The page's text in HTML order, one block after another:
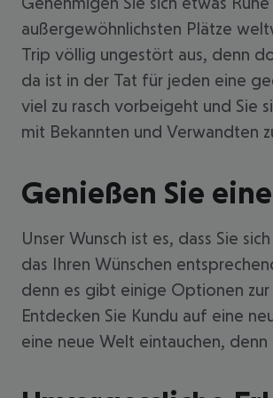
außergewöhnlichsten Plätze
Trip völlig ungestört aus, denn
da ist in der Tat für jeden eine
viel zu rasch vorbeigeht und Sie
mit Bekannten und Verwandten
Genießen Sie
Unser Wunsch ist es, dass Sie
das Ihren Wünschen
denn es gibt einige Optionen zur
Entdecken Sie Kundu auf eine
eine neue Welt eintauchen,